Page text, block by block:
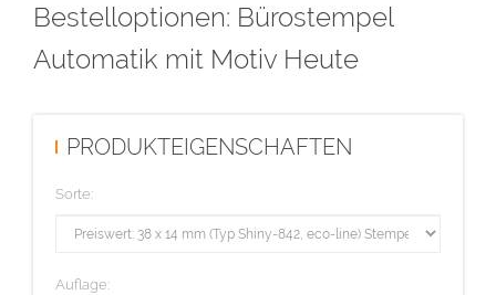
Bestelloptionen: Bürostempel
Automatik mit Motiv Heute
PRODUKTEIGENSCHAFTEN
Sorte:
Auflage: